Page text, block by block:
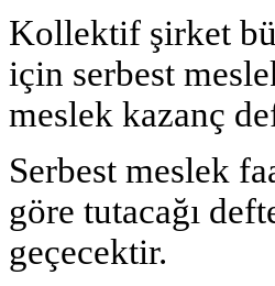
Kollektif şirket
için serbest
meslek kazanç
Serbest meslek
göre tutacağı
geçecektir.